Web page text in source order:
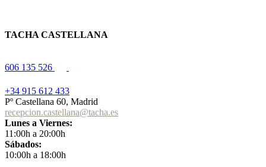
TACHA CASTELLANA
606 135 526
+34 915 612 433
Pº Castellana 60, Madrid
recepcion.castellana@tacha.es
Lunes a Viernes:
11:00h a 20:00h
Sábados:
10:00h a 18:00h